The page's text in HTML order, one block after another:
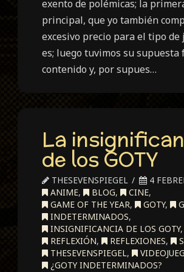
exento de polémicas; la
principal, que yo también
excesivo precio para el tipo de
es; luego tuvimos su supuesta
contenido y, por supues…
La
de los GOTY
THESEVENSPIEGEL
4
ANIME, BLOG, CINE,
GAME OF THE YEAR, GOTY,
INDETERMINADOS,
INSIGNIFICANCIA DE LOS GOTY
REFLEXIÓN, REFLEXIONES,
THESEVENSPIEGEL,
¿GOTY INDETERMINADOS?